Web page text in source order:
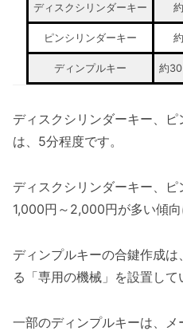
ディスクシリンダーキー
ピンシリンダーキー
ディンプルキー 約
ディスクシリンダーキー、
は、5分程度です。
ディスクシリンダーキー、ピ
1,000円～2,000円が多い傾向
ディンプルキーの合鍵作成
る「専用の機械」を設置して
一部のディンプルキーは、